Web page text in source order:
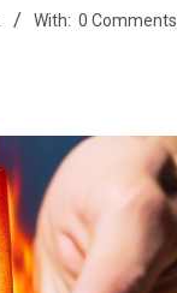
With: 0 Comments